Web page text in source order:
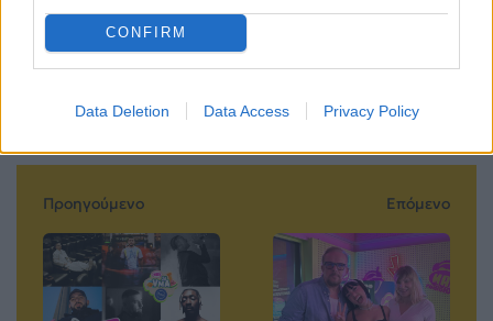
CONFIRM
Data Deletion Data Access Privacy Policy
Μοιράσου αυτό το άρθρο
Προηγούμενο Επόμενο